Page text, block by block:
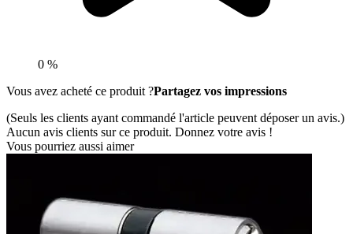
0 %
Vous avez acheté ce produit ?Partagez vos impressions
(Seuls les clients ayant commandé l'article peuvent déposer un avis.)
Aucun avis clients sur ce produit. Donnez votre avis !
Vous pourriez aussi aimer